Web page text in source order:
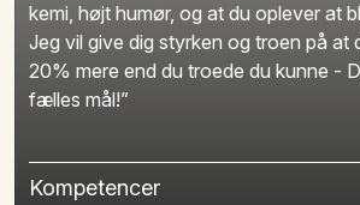
kemi, højt humør, og at du oplever at
Jeg vil give dig styrken og troen på at
20% mere end du troede du kunne -
fælles mål!”
Kompetencer